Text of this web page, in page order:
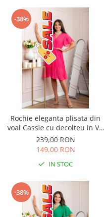
-38%
Rochie eleganta plisata din
voal Cassie cu decolteu in V -
Ciclam
239,00 RON
149,00 RON
IN STOC
-38%